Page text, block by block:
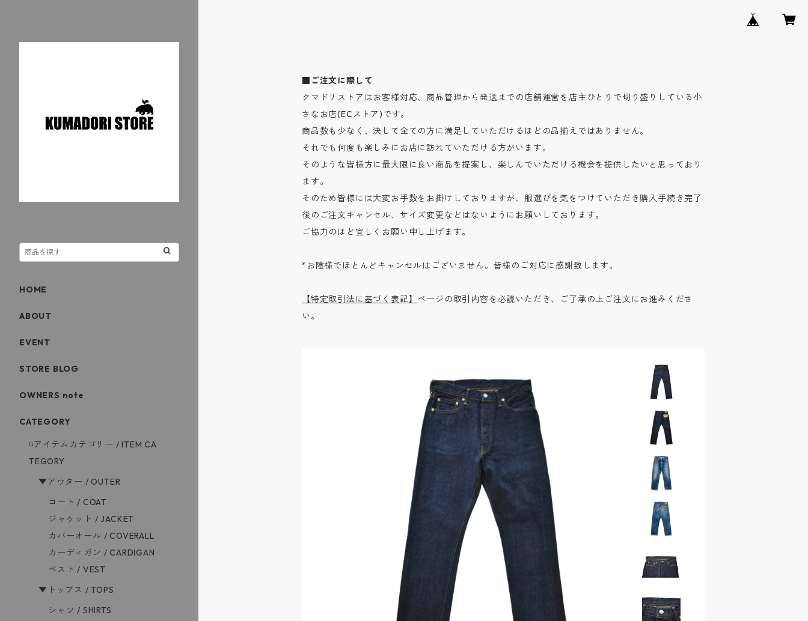
■ご注文に際して
クマドリストアはお客様対応、商品管理から発送までの店舗運営を店主ひとりで切り盛りしている小
さなお店(ECストア)です。
商品数も少なく、決して全ての方に満足していただけるほどの品揃えではありません。
それでも何度も楽しみにお店に訪れていただける方がいます。
そのような皆様方に最大限に良い商品を提案し、楽しんでいただける機会を提供したいと思っており
ます。
そのため皆様には大変お手数をお掛けしておりますが、服選びを気をつけていただき購入手続き完了
後のご注文キャンセル、サイズ変更などはないようにお願いしております。
ご協力のほど宜しくお願い申し上げます。
*お陰様でほとんどキャンセルはございません。皆様のご対応に感謝致します。
【特定取引法に基づく表記】 ページの取引内容を必読いただき、ご了承の上ご注文にお進みくださ
い。
HOME
ABOUT
EVENT
STORE BLOG
OWNERS note
CATEGORY
◽️アイテムカテゴリー / ITEM CA
TEGORY
▼アウター / OUTER
コート / COAT
ジャケット / JACKET
カバーオール / COVERALL
カーディガン / CARDIGAN
ベスト / VEST
▼トップス / TOPS
シャツ / SHIRTS